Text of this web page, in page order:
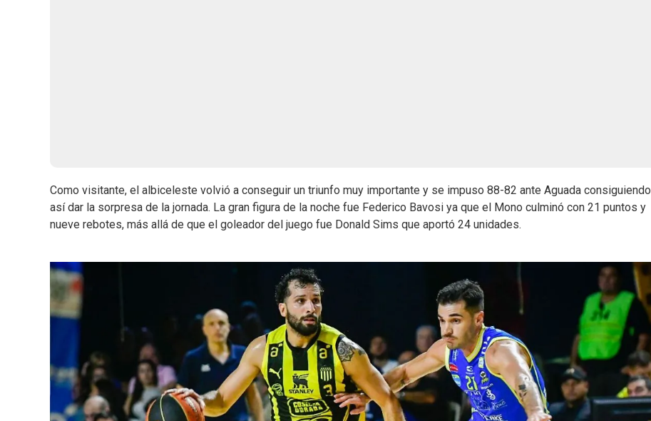
Como visitante, el albiceleste volvió a conseguir un triunfo muy importante y se impuso 88-82 ante Aguada consiguiendo
así dar la sorpresa de la jornada. La gran figura de la noche fue Federico Bavosi ya que el Mono culminó con 21 puntos y
nueve rebotes, más allá de que el goleador del juego fue Donald Sims que aportó 24 unidades.